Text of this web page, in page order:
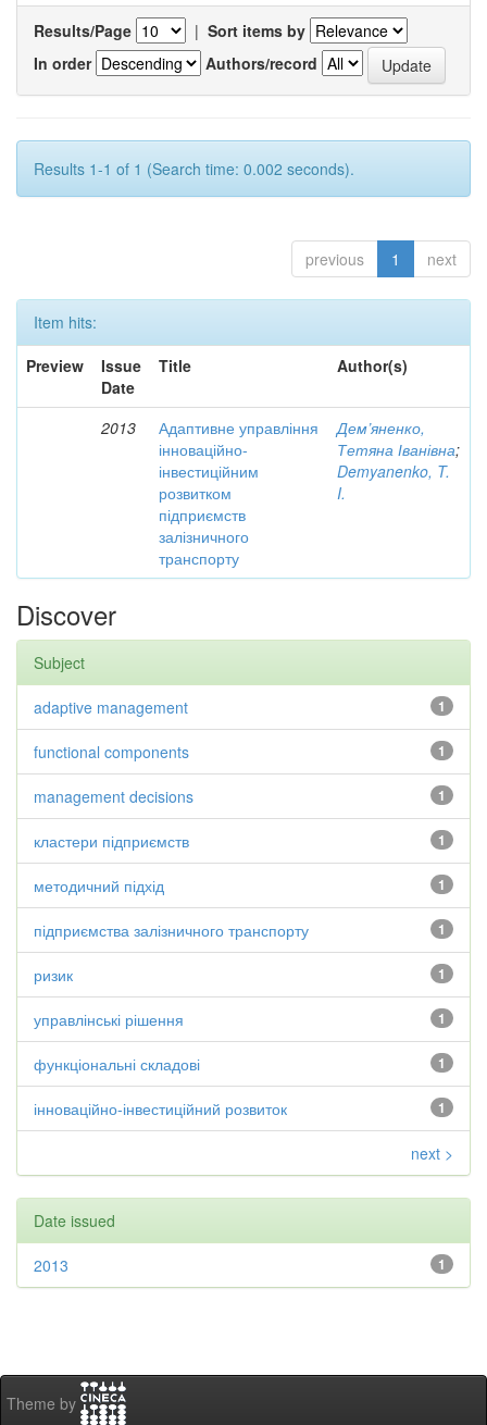
Results/Page | Sort items by
In order
Authors/record
Results 1-1 of 1 (Search time: 0.002 seconds).
previous 1 next
Item hits:
Preview
Issue
Date
Title Author(s)
2013
Адаптивне управління
інноваційно-
інвестиційним
розвитком
підприємств
залізничного
транспорту
Дем’яненко,
Тетяна Іванівна;
Demyanenko, T.
I.
Discover
Subject
1
adaptive management
1
functional components
1
management decisions
1
кластери підприємств
1
методичний підхід
1
підприємства залізничного транспорту
1
ризик
1
управлінські рішення
1
функціональні складові
1
інноваційно-інвестиційний розвиток
next >
Date issued
1
2013
Theme by